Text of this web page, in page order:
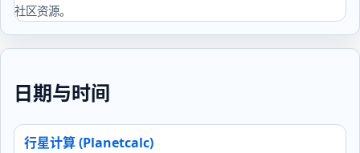
社区资源。
日期与时间
行星计算 (Planetcalc)